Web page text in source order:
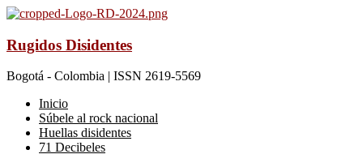
Rugidos Disidentes
Bogotá - Colombia | ISSN 2619-5569
Inicio
Súbele al rock nacional
Huellas disidentes
71 Decibeles